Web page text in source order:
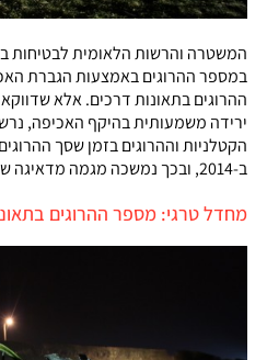
המשטרה והרשות הלאומית לבטיחות
ההרוגים בתאונות דרכים. אלא שדווקא
ירידה משמעותית בהיקף האכיפה,
הקטלניות וההרוגים בזמן שסך
ב-2014, ובכך נמשכה מגמה מדאיגה שהחלה כבר ב-2013, […]
מחדל טרגי: מספר ההרוגים בתאונות